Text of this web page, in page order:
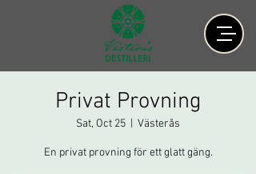
Privat Provning
Sat, Oct 25 Västerås
En privat provning för ett glatt gäng.